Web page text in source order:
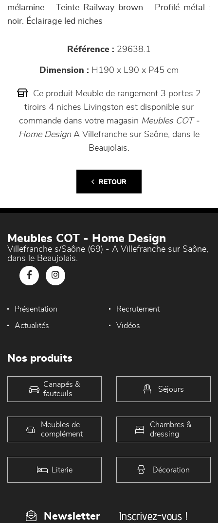
mélamine - Teinte Railway brown - Profilé métal :
noir. Éclairage led niches
Référence : 29638.1
Dimension : H190 x L90 x P45 cm
Ce produit Meuble de rangement 3 portes 2
tiroirs 4 niches Livingston est disponible sur
commande dans votre magasin Meubles COT -
Home DesignA Villefranche sur Saône, dans le
Beaujolais.
RETOUR
Meubles COT - Home Design
Villefranche s/Saône (69) - A Villefranche sur Saône,
dans le Beaujolais.
Présentation Recrutement
Actualités Vidéos
Nos produits
Canapés &
fauteuils
Séjours
Meubles de
complément
Chambres &
dressing
Literie Décoration
Newsletter Inscrivez-vous !